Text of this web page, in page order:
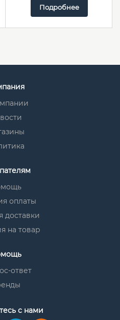
Подробнее
оплаты
доставки
на товар
ответ
с нами